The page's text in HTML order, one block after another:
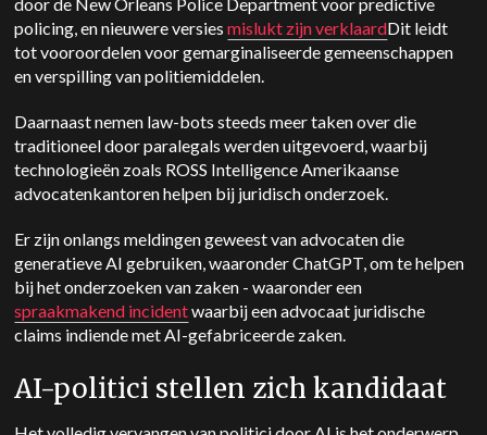
policing, en nieuwere versiesmislukt zijn verklaardDit leidt
tot vooroordelen voor gemarginaliseerde gemeenschappen
en verspilling van politiemiddelen.
Daarnaast nemen law-bots steeds meer taken over die
traditioneel door paralegals werden uitgevoerd, waarbij
technologieën zoals ROSS Intelligence Amerikaanse
advocatenkantoren helpen bij juridisch onderzoek.
Er zijn onlangs meldingen geweest van advocaten die
generatieve AI gebruiken, waaronder ChatGPT, om te helpen
bij het onderzoeken van zaken - waaronder een
spraakmakend incidentwaarbij een advocaat juridische
claims indiende met AI-gefabriceerde zaken.
AI-politici stellen zich kandidaat